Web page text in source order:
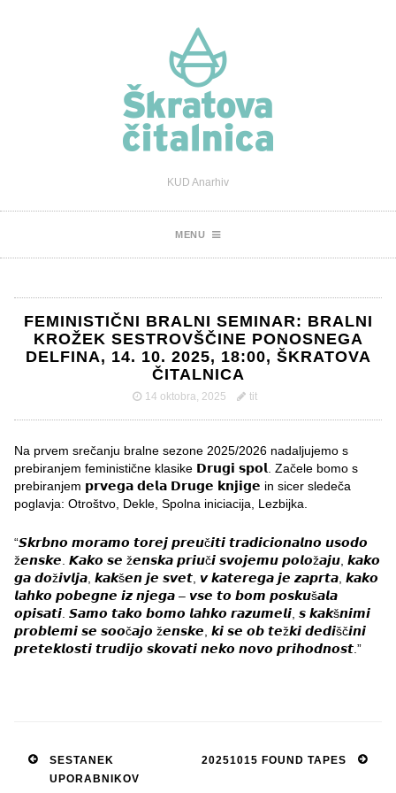
KUD Anarhiv
MENU
FEMINISTIČNI BRALNI SEMINAR: BRALNI
KROŽEK SESTROVŠČINE PONOSNEGA
DELFINA, 14. 10. 2025, 18:00, ŠKRATOVA
ČITALNICA
14 oktobra, 2025 tit
Na prvem srečanju bralne sezone 2025/2026 nadaljujemo s
prebiranjem feministične klasike 𝗗𝗿𝘂𝗴𝗶 𝘀𝗽𝗼𝗹. Začele bomo s
prebiranjem 𝗽𝗿𝘃𝗲𝗴𝗮 𝗱𝗲𝗹𝗮 𝗗𝗿𝘂𝗴𝗲 𝗸𝗻𝗷𝗶𝗴𝗲 in sicer sledeča
poglavja: Otroštvo, Dekle, Spolna iniciacija, Lezbijka.
“𝙎𝙠𝙧𝙗𝙣𝙤 𝙢𝙤𝙧𝙖𝙢𝙤 𝙩𝙤𝙧𝙚𝙟 𝙥𝙧𝙚𝙪č𝙞𝙩𝙞 𝙩𝙧𝙖𝙙𝙞𝙘𝙞𝙤𝙣𝙖𝙡𝙣𝙤 𝙪𝙨𝙤𝙙𝙤
ž𝙚𝙣𝙨𝙠𝙚. 𝙆𝙖𝙠𝙤 𝙨𝙚 ž𝙚𝙣𝙨𝙠𝙖 𝙥𝙧𝙞𝙪č𝙞 𝙨𝙫𝙤𝙟𝙚𝙢𝙪 𝙥𝙤𝙡𝙤ž𝙖𝙟𝙪, 𝙠𝙖𝙠𝙤
𝙜𝙖 𝙙𝙤ž𝙞𝙫𝙡𝙟𝙖, 𝙠𝙖𝙠š𝙚𝙣 𝙟𝙚 𝙨𝙫𝙚𝙩, 𝙫 𝙠𝙖𝙩𝙚𝙧𝙚𝙜𝙖 𝙟𝙚 𝙯𝙖𝙥𝙧𝙩𝙖, 𝙠𝙖𝙠𝙤
𝙡𝙖𝙝𝙠𝙤 𝙥𝙤𝙗𝙚𝙜𝙣𝙚 𝙞𝙯 𝙣𝙟𝙚𝙜𝙖 – 𝙫𝙨𝙚 𝙩𝙤 𝙗𝙤𝙢 𝙥𝙤𝙨𝙠𝙪š𝙖𝙡𝙖
𝙤𝙥𝙞𝙨𝙖𝙩𝙞. 𝙎𝙖𝙢𝙤 𝙩𝙖𝙠𝙤 𝙗𝙤𝙢𝙤 𝙡𝙖𝙝𝙠𝙤 𝙧𝙖𝙯𝙪𝙢𝙚𝙡𝙞, 𝙨 𝙠𝙖𝙠š𝙣𝙞𝙢𝙞
𝙥𝙧𝙤𝙗𝙡𝙚𝙢𝙞 𝙨𝙚 𝙨𝙤𝙤č𝙖𝙟𝙤 ž𝙚𝙣𝙨𝙠𝙚, 𝙠𝙞 𝙨𝙚 𝙤𝙗 𝙩𝙚ž𝙠𝙞 𝙙𝙚𝙙𝙞šč𝙞𝙣𝙞
𝙥𝙧𝙚𝙩𝙚𝙠𝙡𝙤𝙨𝙩𝙞 𝙩𝙧𝙪𝙙𝙞𝙟𝙤 𝙨𝙠𝙤𝙫𝙖𝙩𝙞 𝙣𝙚𝙠𝙤 𝙣𝙤𝙫𝙤 𝙥𝙧𝙞𝙝𝙤𝙙𝙣𝙤𝙨𝙩.”
PostSESTANEK
UPORABNIKOV
20251015 FOUND TAPES